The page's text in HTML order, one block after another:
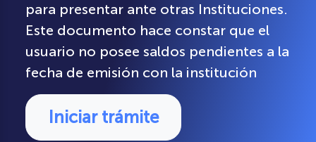
para presentar ante otras Instituciones.
Este documento hace constar que el
usuario no posee saldos pendientes a la
fecha de emisión con la institución
Iniciar trámite